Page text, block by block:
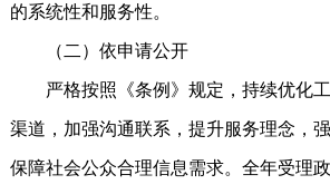
的系统性和服务性。
（二）依申请公开
严格按照《条例》规定，持续优化工
渠道，加强沟通联系，提升服务理念，
保障社会公众合理信息需求。全年受理